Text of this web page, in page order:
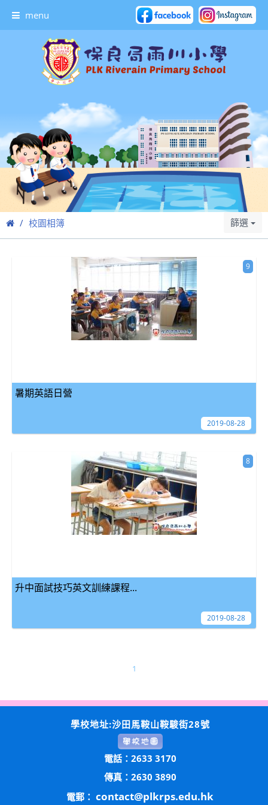
menu
校園相簿 篩選
暑期英語日營
9
2019-08-28
升中面試技巧英文訓練課程...
8
2019-08-28
1
學校地址:沙田馬鞍山鞍駿街28號
電話：2633 3170
傳真：2630 3890
電郵： contact@plkrps.edu.hk